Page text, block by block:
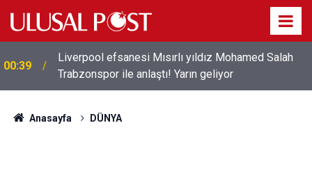
00:39
Liverpool efsanesi Mısırlı yıldız Mohamed Salah
Trabzonspor ile anlaştı! Yarın geliyor
Anasayfa DÜNYA